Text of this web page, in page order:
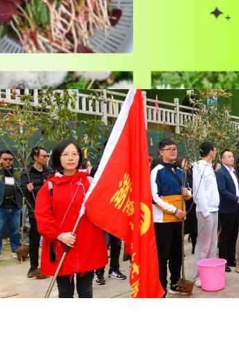
行中！ 3-6月，一整季的野菜大
芹菜、蒲公英、野艾、青蒿...
植下一片绿，收获
植树节专属活动上
集合签到，领取树苗、工具、心
身游戏+团队破冰 集体植树，挂